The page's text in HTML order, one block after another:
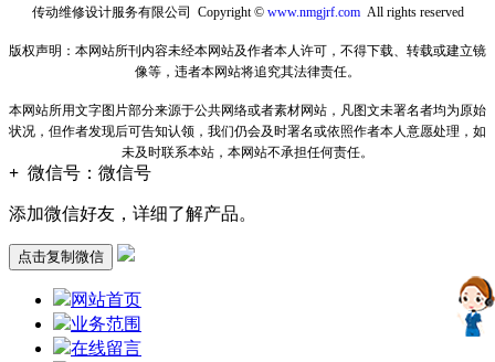
传动维修设计服务有限公司 Copyright © www.nmgjrf.comAll rights reserved
版权声明：本网站所刊内容未经本网站及作者本人许可，不得下载、转载或建立镜
像等，违者本网站将追究其法律责任。
本网站所用文字图片部分来源于公共网络或者素材网站，凡图文未署名者均为原始
状况，但作者发现后可告知认领，我们仍会及时署名或依照作者本人意愿处理，如
未及时联系本站，本网站不承担任何责任。
+ 微信号： 微信号
添加微信好友，详细了解产品。
点击复制微信
网站首页
业务范围
在线留言